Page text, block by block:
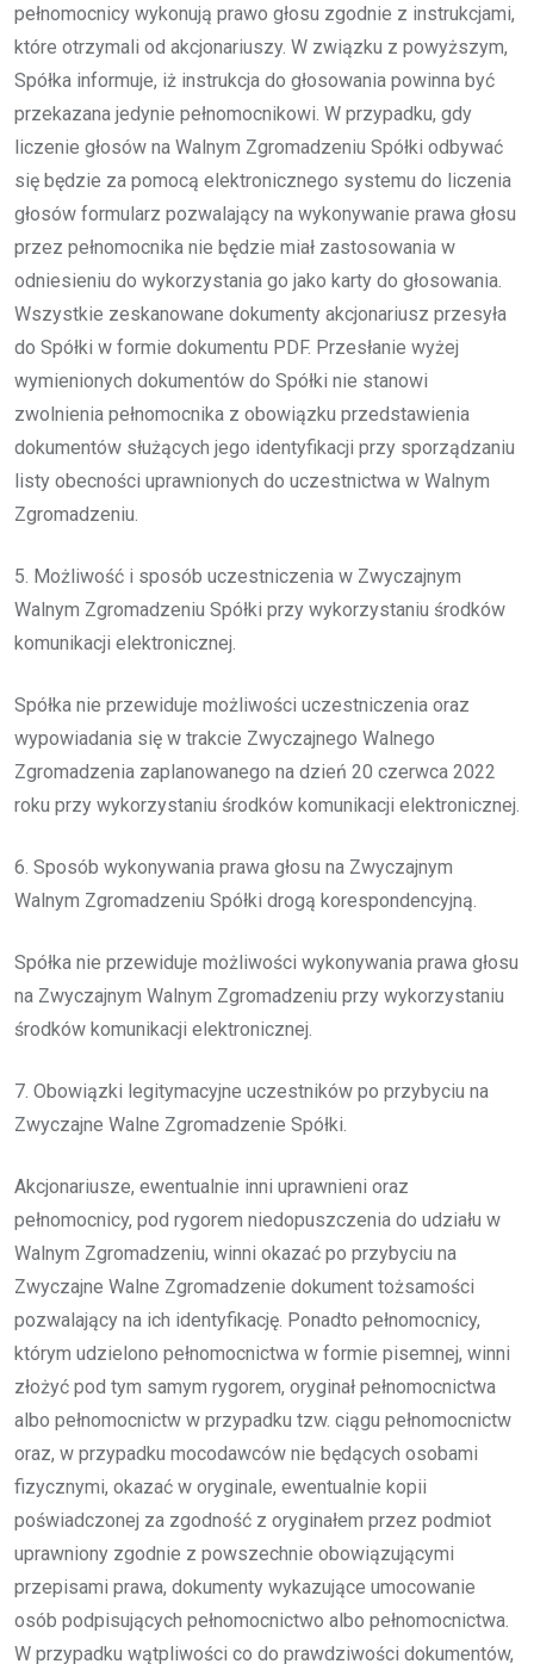
pełnomocnicy wykonują prawo głosu zgodnie z instrukcjami,
które otrzymali od akcjonariuszy. W związku z powyższym,
Spółka informuje, iż instrukcja do głosowania powinna być
przekazana jedynie pełnomocnikowi. W przypadku, gdy
liczenie głosów na Walnym Zgromadzeniu Spółki odbywać
się będzie za pomocą elektronicznego systemu do liczenia
głosów formularz pozwalający na wykonywanie prawa głosu
przez pełnomocnika nie będzie miał zastosowania w
odniesieniu do wykorzystania go jako karty do głosowania.
Wszystkie zeskanowane dokumenty akcjonariusz przesyła
do Spółki w formie dokumentu PDF. Przesłanie wyżej
wymienionych dokumentów do Spółki nie stanowi
zwolnienia pełnomocnika z obowiązku przedstawienia
dokumentów służących jego identyfikacji przy sporządzaniu
listy obecności uprawnionych do uczestnictwa w Walnym
Zgromadzeniu.
5. Możliwość i sposób uczestniczenia w Zwyczajnym
Walnym Zgromadzeniu Spółki przy wykorzystaniu środków
komunikacji elektronicznej.
Spółka nie przewiduje możliwości uczestniczenia oraz
wypowiadania się w trakcie Zwyczajnego Walnego
Zgromadzenia zaplanowanego na dzień 20 czerwca 2022
roku przy wykorzystaniu środków komunikacji elektronicznej.
6. Sposób wykonywania prawa głosu na Zwyczajnym
Walnym Zgromadzeniu Spółki drogą korespondencyjną.
Spółka nie przewiduje możliwości wykonywania prawa głosu
na Zwyczajnym Walnym Zgromadzeniu przy wykorzystaniu
środków komunikacji elektronicznej.
7. Obowiązki legitymacyjne uczestników po przybyciu na
Zwyczajne Walne Zgromadzenie Spółki.
Akcjonariusze, ewentualnie inni uprawnieni oraz
pełnomocnicy, pod rygorem niedopuszczenia do udziału w
Walnym Zgromadzeniu, winni okazać po przybyciu na
Zwyczajne Walne Zgromadzenie dokument tożsamości
pozwalający na ich identyfikację. Ponadto pełnomocnicy,
którym udzielono pełnomocnictwa w formie pisemnej, winni
złożyć pod tym samym rygorem, oryginał pełnomocnictwa
albo pełnomocnictw w przypadku tzw. ciągu pełnomocnictw
oraz, w przypadku mocodawców nie będących osobami
fizycznymi, okazać w oryginale, ewentualnie kopii
poświadczonej za zgodność z oryginałem przez podmiot
uprawniony zgodnie z powszechnie obowiązującymi
przepisami prawa, dokumenty wykazujące umocowanie
osób podpisujących pełnomocnictwo albo pełnomocnictwa.
W przypadku wątpliwości co do prawdziwości dokumentów,